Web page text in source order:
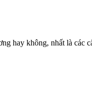
hay không, nhất là các